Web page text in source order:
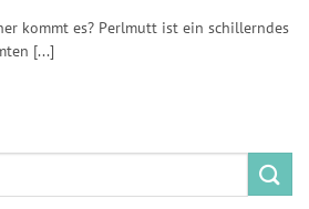
kommt es? Perlmutt ist ein schillerndes
[...]